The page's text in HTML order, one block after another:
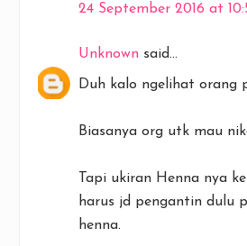
24 September 2016 at
Unknown said...
Duh kalo ngelihat orang
Biasanya org utk mau
Tapi ukiran Henna nya
harus jd pengantin dulu
henna.